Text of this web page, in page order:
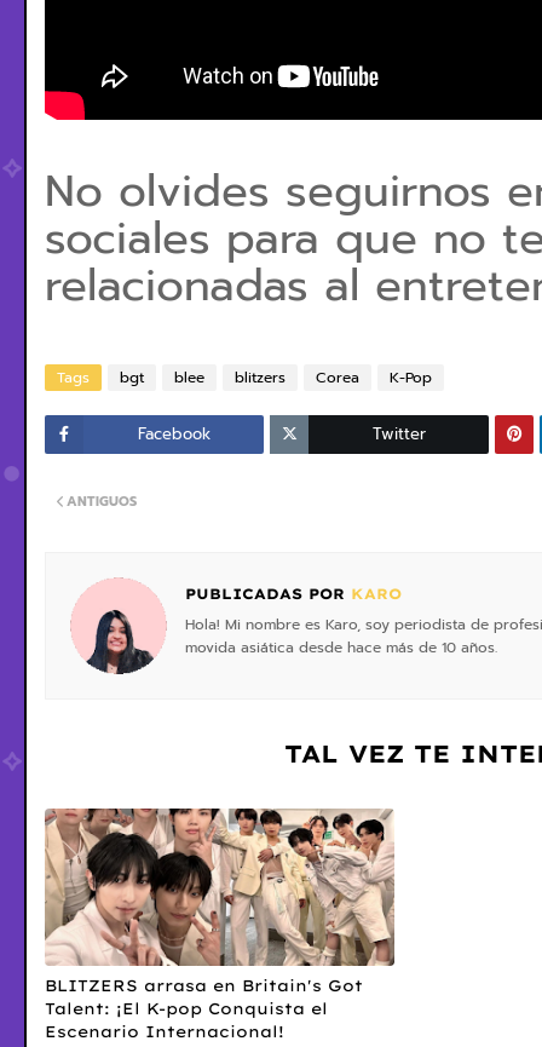
No olvides seguirnos
sociales para que no
relacionadas al
Tags bgt blee blitzers Corea K-Pop
Facebook Twitter
ANTIGUOS
PUBLICADAS POR KARO
Hola! Mi nombre es Karo, soy periodista de
movida asiática desde hace más de 10 años.
TAL VEZ TE
BLITZERS arrasa en Britain's Got
Talent: ¡El K-pop Conquista el
Escenario Internacional!